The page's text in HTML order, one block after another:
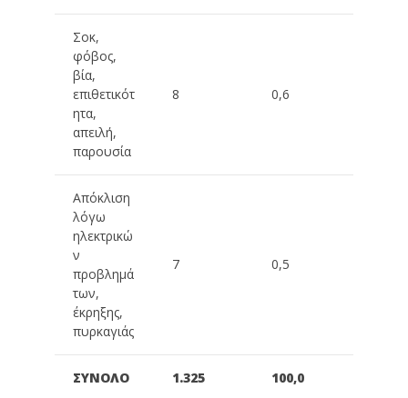
Σοκ,
φόβος,
βία,
επιθετικότ
ητα,
απειλή,
παρουσία
8 0,6
Απόκλιση
λόγω
ηλεκτρικώ
ν
προβλημά
των,
έκρηξης,
πυρκαγιάς
7 0,5
ΣΥΝΟΛΟ 1.325 100,0